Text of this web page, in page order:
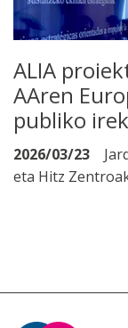
ALIA
AAren
publiko
2026/03/23
eta Hitz